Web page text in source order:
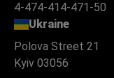
4-474-414-471-50
Ukraine
Polova Street 21
Kyiv 03056